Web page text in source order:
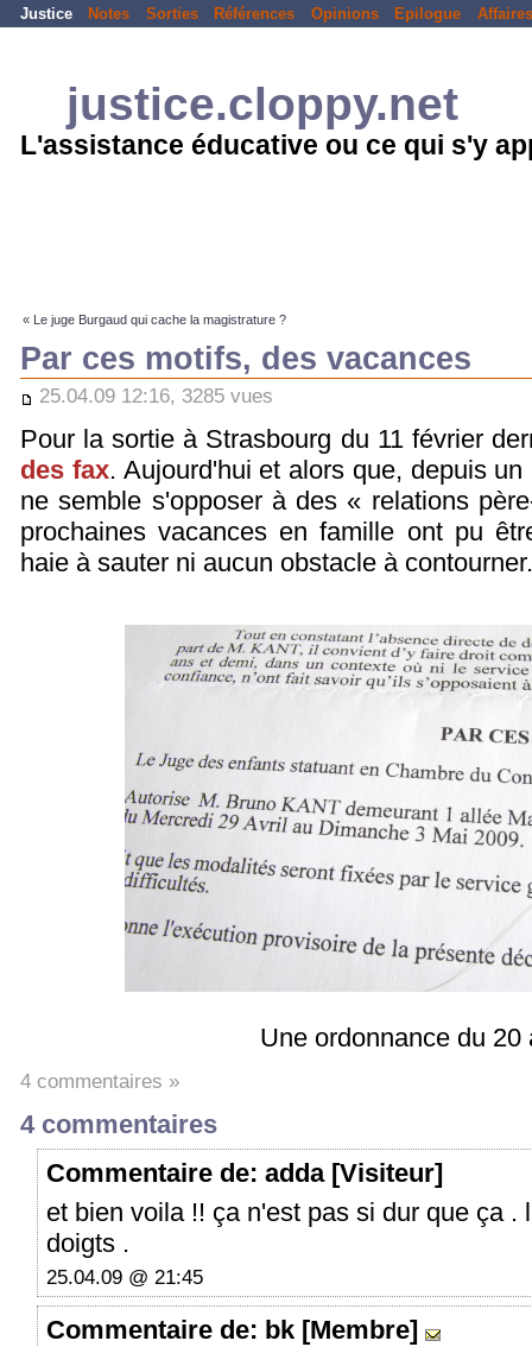
Justice Notes Sorties Références Opinions Epilogue Affaires
justice.cloppy.net
L'assistance éducative ou ce qui s'y
« Le juge Burgaud qui cache la magistrature ?
Par ces motifs, des vacances
25.04.09 12:16, 3285 vues
Pour la sortie à Strasbourg du 11 février
des fax. Aujourd'hui et alors que, depuis
ne semble s'opposer à des « relations
prochaines vacances en famille ont pu
haie à sauter ni aucun obstacle à contourner.
Une ordonnance du 20
4 commentaires »
4 commentaires
Commentaire de: adda [Visiteur]
et bien voila !! ça n'est pas si dur que ça .
doigts .
25.04.09 @ 21:45
Commentaire de: bk [Membre]